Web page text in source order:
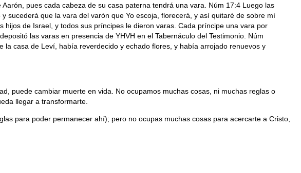
pues cada cabeza de su casa paterna tendrá una vara. Núm 17:4 Luego las
sucederá que la vara del varón que Yo escoja, florecerá, y así quitaré de sobre mí
de Israel, y todos sus príncipes le dieron varas. Cada príncipe una vara por
las varas en presencia de YHVH en el Tabernáculo del Testimonio. Núm
la casa de Leví, había reverdecido y echado flores, y había arrojado renuevos y
puede cambiar muerte en vida. No ocupamos muchas cosas, ni muchas reglas o
llegar a transformarte.
para poder permanecer ahí); pero no ocupas muchas cosas para acercarte a Cristo,